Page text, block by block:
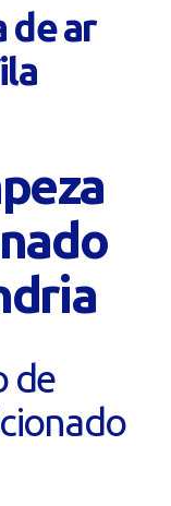
de ar
de